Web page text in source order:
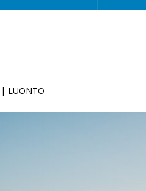
LUONTO